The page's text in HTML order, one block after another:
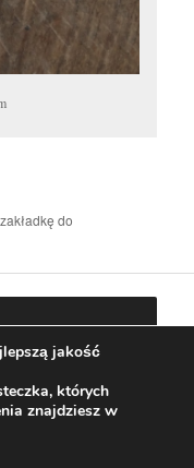
do
jakość
których
znajdziesz w